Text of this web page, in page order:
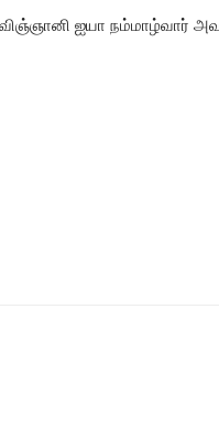
ஐயா நம்மாழ்வார்